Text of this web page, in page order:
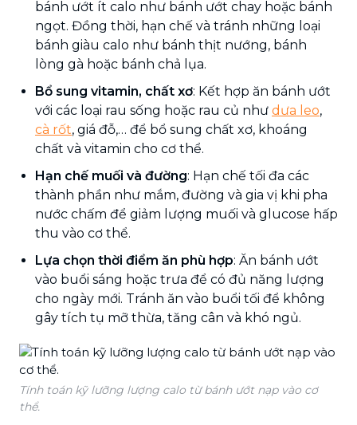
bánh ướt ít calo như bánh ướt chay hoặc bánh
ngọt. Đồng thời, hạn chế và tránh những loại
bánh giàu calo như bánh thịt nướng, bánh
lòng gà hoặc bánh chả lụa.
Bổ sung vitamin, chất xơ: Kết hợp ăn bánh ướt
với các loại rau sống hoặc rau củ như dưa leo,
cà rốt, giá đỗ,… để bổ sung chất xơ, khoáng
chất và vitamin cho cơ thể.
Hạn chế muối và đường: Hạn chế tối đa các
thành phần như mắm, đường và gia vị khi pha
nước chấm để giảm lượng muối và glucose hấp
thu vào cơ thể.
Lựa chọn thời điểm ăn phù hợp: Ăn bánh ướt
vào buổi sáng hoặc trưa để có đủ năng lượng
cho ngày mới. Tránh ăn vào buổi tối để không
gây tích tụ mỡ thừa, tăng cân và khó ngủ.
Tính toán kỹ lưỡng lượng calo từ bánh ướt nạp vào cơ
thể.